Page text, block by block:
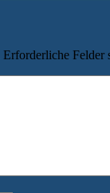
Erforderliche Felder